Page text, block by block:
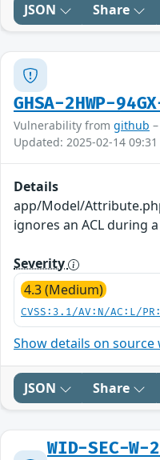
JSON Share
GHSA-2HWP-
Vulnerability from github
Updated: 2025-02-14 09:31
Details
app/Model/
ignores an ACL during
Severity
4.3 (Medium)
CVSS:3.1/AV:N/AC:L/
Show details on source
JSON Share
WID-SEC-W-